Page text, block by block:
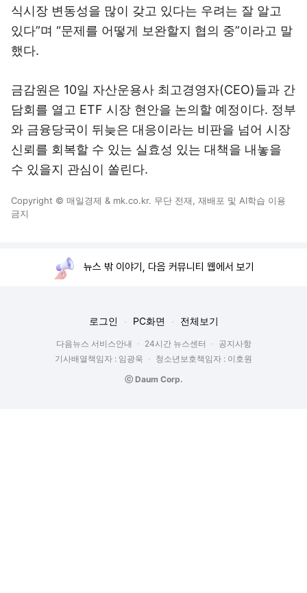
식시장 변동성을 많이 갖고 있다는 우려는 잘 알고
있다”며 “문제를 어떻게 보완할지 협의 중”이라고 말
했다.
금감원은 10일 자산운용사 최고경영자(CEO)들과 간
담회를 열고 ETF 시장 현안을 논의할 예정이다. 정부
와 금융당국이 뒤늦은 대응이라는 비판을 넘어 시장
신뢰를 회복할 수 있는 실효성 있는 대책을 내놓을
수 있을지 관심이 쏠린다.
Copyright © 매일경제 & mk.co.kr. 무단 전재, 재배포 및 AI학습 이용
금지
뉴스 밖 이야기, 다음 커뮤니티 웹에서 보기
로그인 PC화면 전체보기
다음뉴스 서비스안내 24시간 뉴스센터
공지사항
기사배열책임자 : 임광욱
청소년보호책임자 : 이호원
ⓒ Daum Corp.